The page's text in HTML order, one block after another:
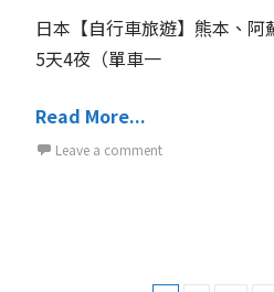
日本【自行車旅遊】熊本、
5天4夜（單車一
Read More...
Leave a comment